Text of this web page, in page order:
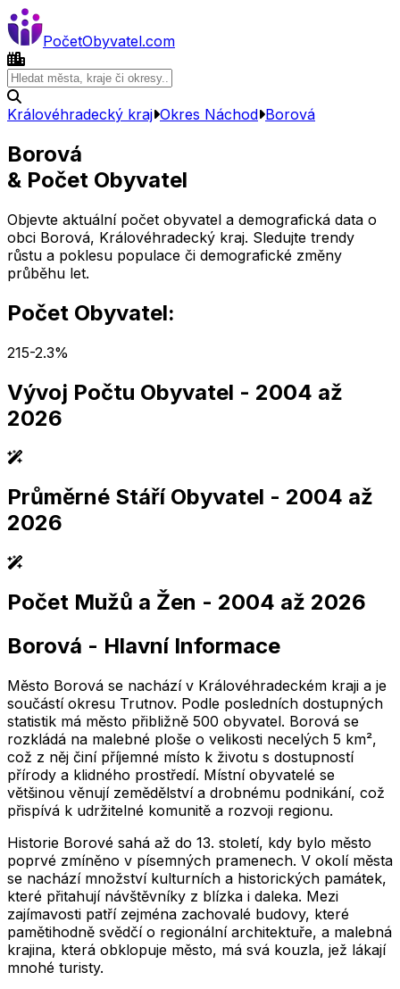
PočetObyvatel.com
Královéhradecký kraj Okres Náchod Borová
Borová
& Počet Obyvatel
Objevte aktuální počet obyvatel a demografická data o
obci Borová, Královéhradecký kraj. Sledujte trendy
růstu a poklesu populace či demografické změny
průběhu let.
Počet Obyvatel:
215-2.3%
Vývoj Počtu Obyvatel - 2004 až
2026
2,005 2,010 2,015 2,020 2,025
2,005 2,010 2,015 2,020 2,025
Průměrné Stáří Obyvatel - 2004 až
2026
2,005 2,010 2,015 2,020 2,025
2,005 2,010 2,015 2,020 2,025
Počet Mužů a Žen - 2004 až 2026
Borová - Hlavní Informace
Město Borová se nachází v Královéhradeckém kraji a je
součástí okresu Trutnov. Podle posledních dostupných
statistik má město přibližně 500 obyvatel. Borová se
rozkládá na malebné ploše o velikosti necelých 5 km²,
což z něj činí příjemné místo k životu s dostupností
přírody a klidného prostředí. Místní obyvatelé se
většinou věnují zemědělství a drobnému podnikání, což
přispívá k udržitelné komunitě a rozvoji regionu.
Historie Borové sahá až do 13. století, kdy bylo město
poprvé zmíněno v písemných pramenech. V okolí města
se nachází množství kulturních a historických památek,
které přitahují návštěvníky z blízka i daleka. Mezi
zajímavosti patří zejména zachovalé budovy, které
pamětihodně svědčí o regionální architektuře, a malebná
krajina, která obklopuje město, má svá kouzla, jež lákají
mnohé turisty.